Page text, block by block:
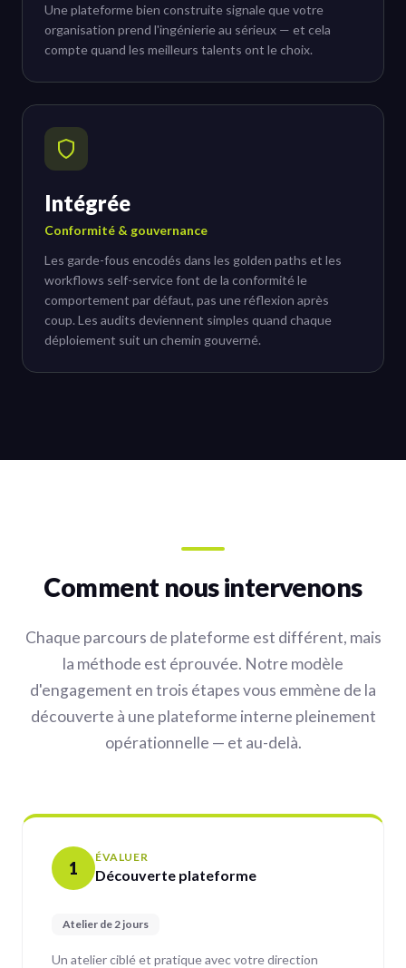
Une plateforme bien construite signale que votre
organisation prend l'ingénierie au sérieux — et cela
compte quand les meilleurs talents ont le choix.
Intégrée
Conformité & gouvernance
Les garde-fous encodés dans les golden paths et les
workflows self-service font de la conformité le
comportement par défaut, pas une réflexion après
coup. Les audits deviennent simples quand chaque
déploiement suit un chemin gouverné.
Comment nous intervenons
Chaque parcours de plateforme est différent, mais
la méthode est éprouvée. Notre modèle
d'engagement en trois étapes vous emmène de la
découverte à une plateforme interne pleinement
opérationnelle — et au-delà.
1
ÉVALUER
Découverte plateforme
Atelier de 2 jours
Un atelier ciblé et pratique avec votre direction